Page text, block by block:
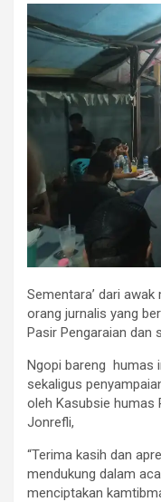
Sementara’ dari
orang jurnalis yang
Pasir Pengaraian dan
Ngopi bareng humas
sekaligus
oleh Kasubsie humas
Jonrefli,
“Terima kasih dan
mendukung dalam
menciptakan